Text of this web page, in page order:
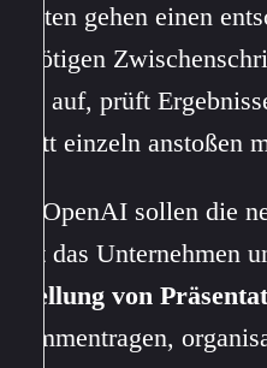
Agenten gehen einen
die nötigen
Tools auf, prüft
Schritt einzeln anstoßen
Laut OpenAI sollen die
nennt das Unternehmen
Erstellung von
zusammentragen,